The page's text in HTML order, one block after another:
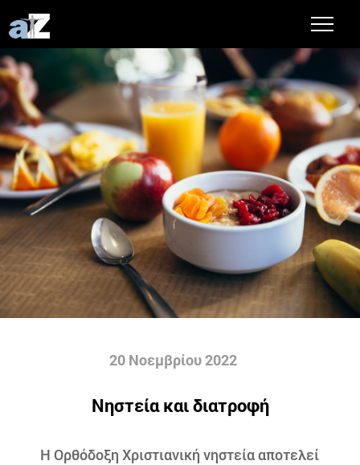
20 Νοεμβρίου 2022
Νηστεία και διατροφή
Η Ορθόδοξη Χριστιανική νηστεία αποτελεί